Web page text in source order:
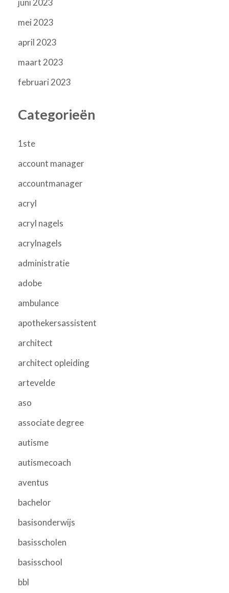
juni 2023
mei 2023
april 2023
maart 2023
februari 2023
Categorieën
1ste
account manager
accountmanager
acryl
acryl nagels
acrylnagels
administratie
adobe
ambulance
apothekersassistent
architect
architect opleiding
artevelde
aso
associate degree
autisme
autismecoach
aventus
bachelor
basisonderwijs
basisscholen
basisschool
bbl